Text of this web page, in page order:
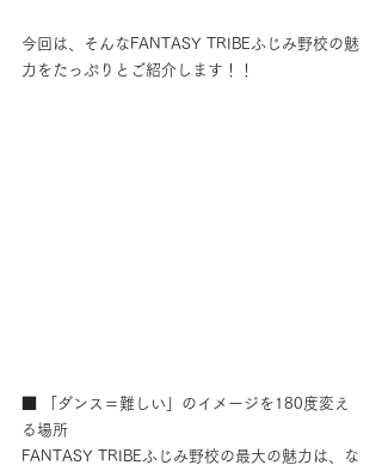
今回は、そんなFANTASY TRIBEふじみ野校の魅
力をたっぷりとご紹介します！！
■ 「ダンス＝難しい」のイメージを180度変え
る場所
FANTASY TRIBEふじみ野校の最大の魅力は、な